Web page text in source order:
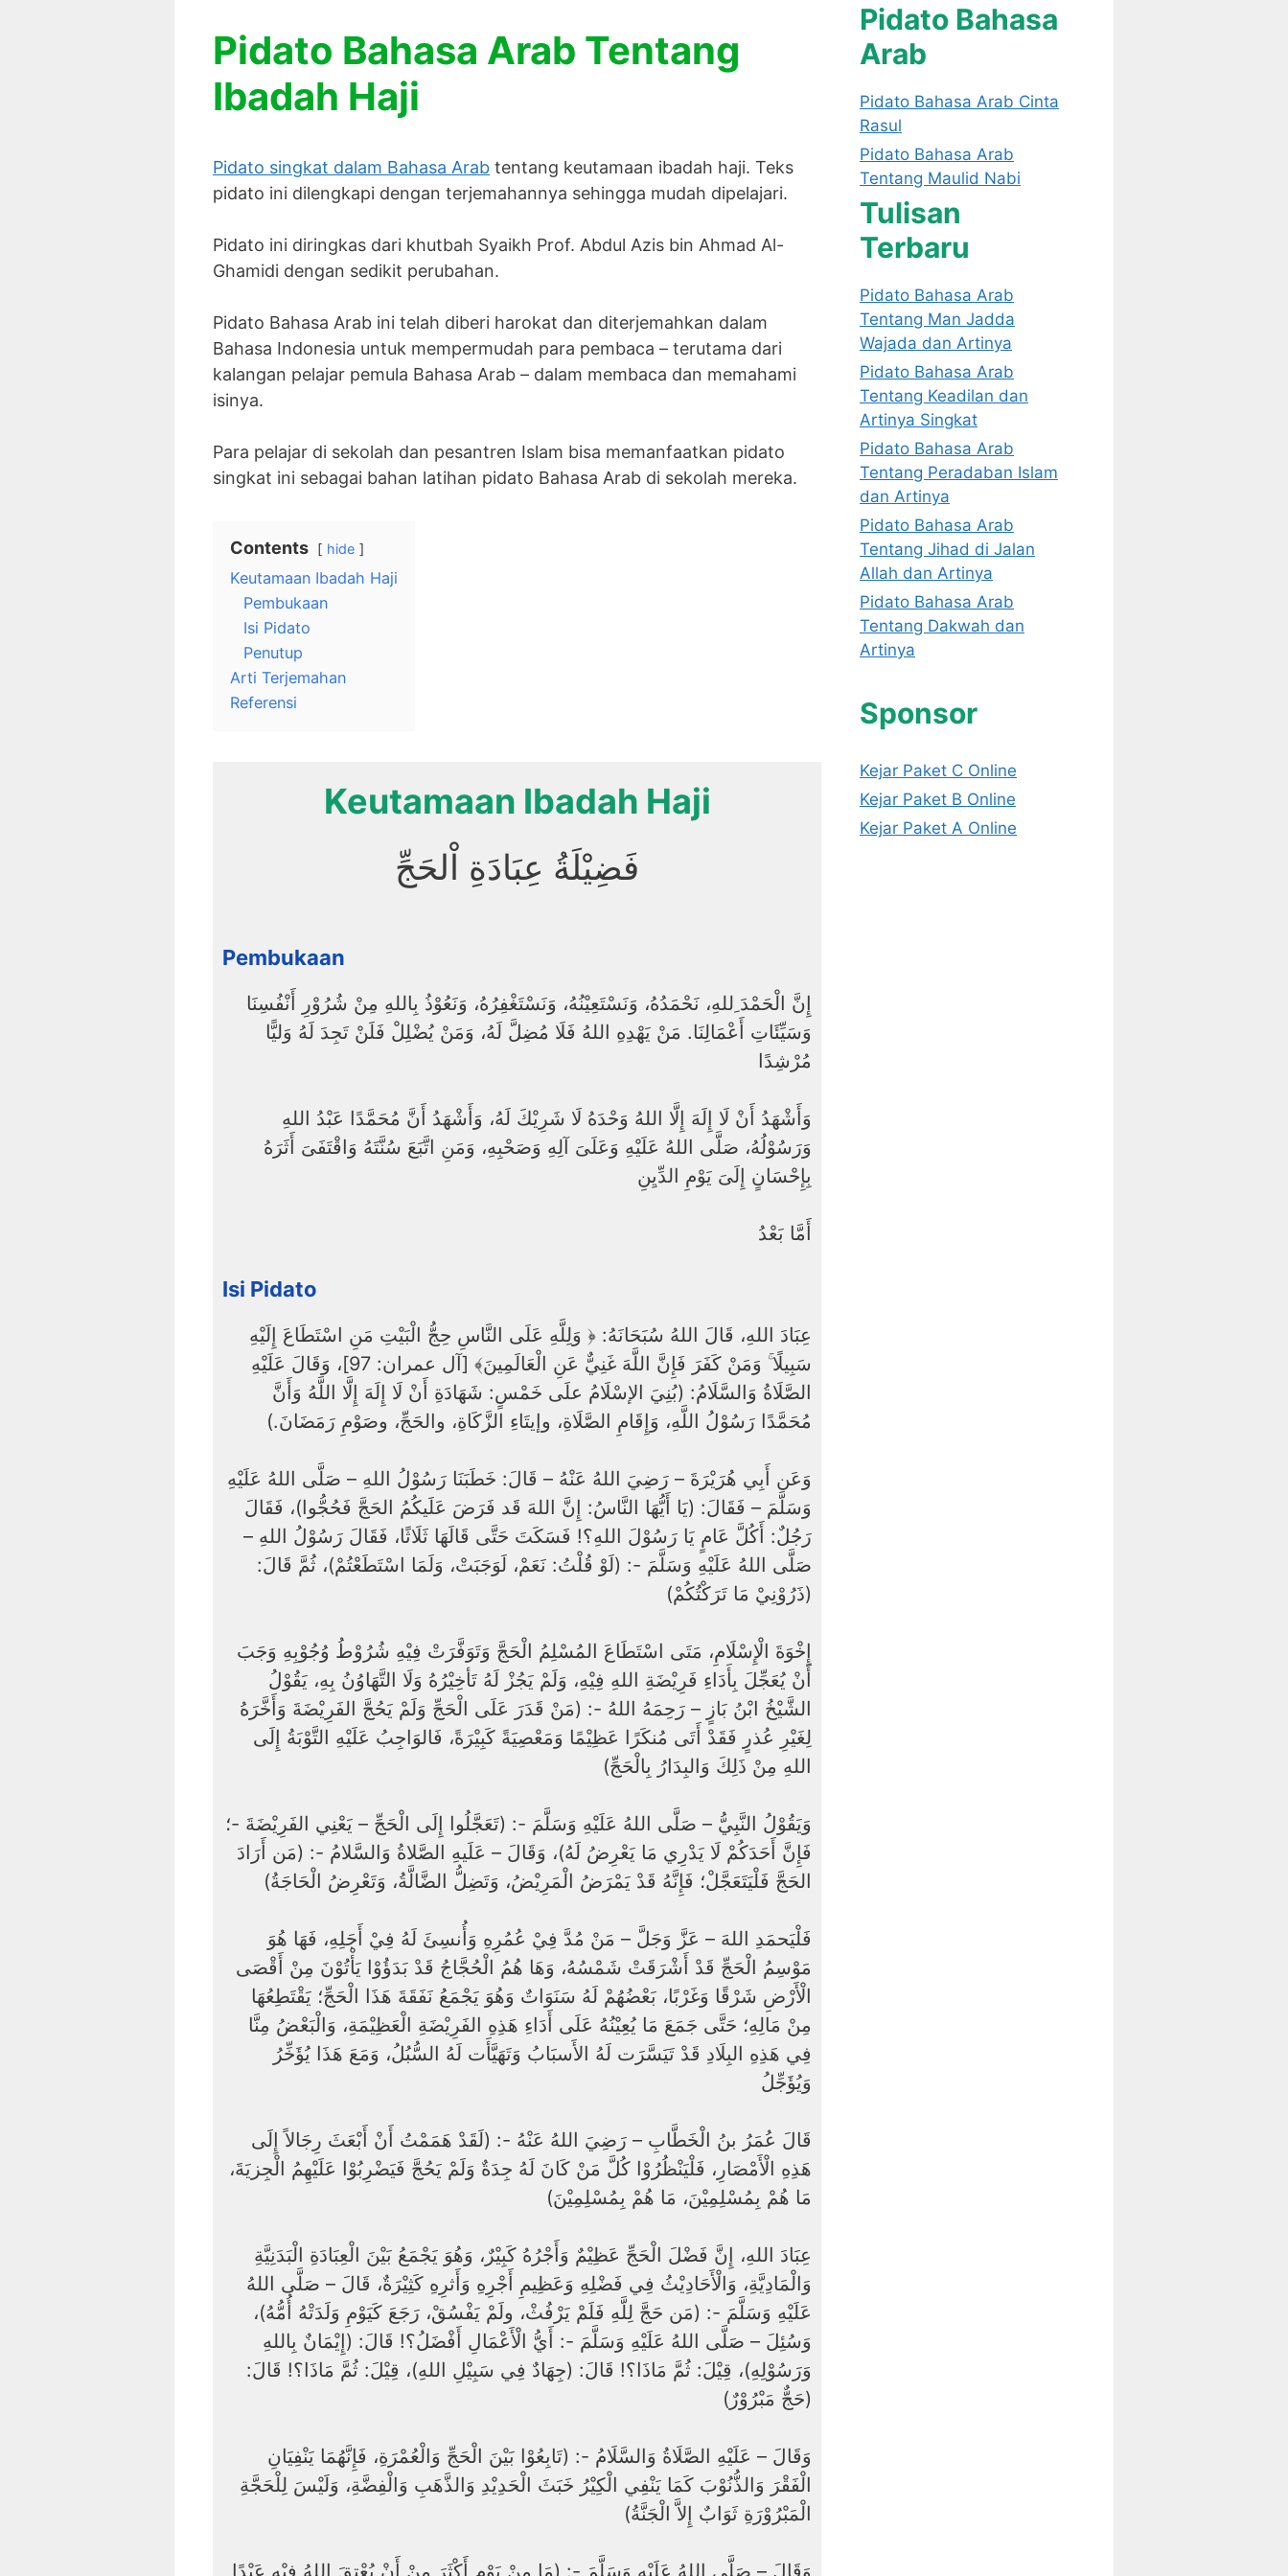
Pidato Bahasa Arab Tentang
Ibadah Haji
Pidato singkat dalam Bahasa Arab tentang keutamaan ibadah haji. Teks
pidato ini dilengkapi dengan terjemahannya sehingga mudah dipelajari.
Pidato ini diringkas dari khutbah Syaikh Prof. Abdul Azis bin Ahmad Al-
Ghamidi dengan sedikit perubahan.
Pidato Bahasa Arab ini telah diberi harokat dan diterjemahkan dalam
Bahasa Indonesia untuk mempermudah para pembaca – terutama dari
kalangan pelajar pemula Bahasa Arab – dalam membaca dan memahami
isinya.
Para pelajar di sekolah dan pesantren Islam bisa memanfaatkan pidato
singkat ini sebagai bahan latihan pidato Bahasa Arab di sekolah mereka.
Contents hide
Keutamaan Ibadah Haji
Pembukaan
Isi Pidato
Penutup
Arti Terjemahan
Referensi
Keutamaan Ibadah Haji
فَضِيْلَةُ عِبَادَةِ اْلحَجِّ
Pembukaan
إِنَّ الْحَمْدَ ِللهِ، نَحْمَدُهُ، وَنَسْتَعِيْنُهُ، وَنَسْتَغْفِرُهُ، وَنَعُوْذُ بِاللهِ مِنْ شُرُوْرِ أَنْفُسِنَا
وَسَيِّئَاتِ أَعْمَالِنَا. مَنْ يَهْدِهِ اللهُ فَلَا مُضِلَّ لَهُ، وَمَنْ يُضْلِلْ فَلَنْ تَجِدَ لَهُ وَليًّا
مُرْشِدًا
وَأَشْهَدُ أَنْ لَا إِلَهَ إِلَّا اللهُ وَحْدَهُ لَا شَرِيْكَ لَهُ، وَأَشْهَدُ أَنَّ مُحَمَّدًا عَبْدُ اللهِ
وَرَسُوْلُهُ، صَلَّى اللهُ عَلَيْهِ وَعَلَىَ آلِهِ وَصَحْبِهِ، وَمَنِ اتَّبَعَ سُنَّتَهُ وَاقْتَفَىَ أَثَرَهُ
بِإِحْسَانٍ إِلَىَ يَوْمِ الدِّيِنِ
أَمَّا بَعْدُ
Isi Pidato
عِبَادَ اللهِ، قَالَ اللهُ سُبَحَانَهُ: ﴿ وَلِلَّهِ عَلَى النَّاسِ حِجُّ الْبَيْتِ مَنِ اسْتَطَاعَ إِلَيْهِ
سَبِيلًا ۚ وَمَنْ كَفَرَ فَإِنَّ اللَّهَ غَنِيٌّ عَنِ الْعَالَمِينَ﴾ [آل عمران: 97]، وَقَالَ عَلَيْهِ
الصَّلَاةُ وَالسَّلَامُ: (بُنِيَ الإسْلَامُ علَى خَمْسٍ: شَهَادَةِ أَنْ لَا إِلَهَ إِلَّا اللَّهُ وَأَنَّ
مُحَمَّدًا رَسُوْلُ اللَّهِ، وَإِقَامِ الصَّلَاةِ، وإيتَاءِ الزَّكَاةِ، والحَجِّ، وصَوْمِ رَمَضَانَ.)
وَعَن أَبِي هُرَيْرَةَ – رَضِيَ اللهُ عَنْهُ – قَالَ: خَطَبَنَا رَسُوْلُ اللهِ – صَلَّى اللهُ عَلَيْهِ
وَسَلَّمَ – فَقَالَ: (يَا أَيُّهَا النَّاسُ: إِنَّ اللهَ قَد فَرَضَ عَلَيكُمُ الحَجَّ فَحُجُّوا)، فَقَالَ
رَجُلٌ: أَكُلَّ عَامٍ يَا رَسُوْلَ اللهِ؟! فَسَكَتَ حَتَّى قَالَهَا ثَلَاثًا، فَقَالَ رَسُوْلُ اللهِ –
صَلَّى اللهُ عَلَيْهِ وَسَلَّمَ -: (لَوْ قُلْتُ: نَعَمْ، لَوَجَبَتْ، وَلَمَا اسْتَطَعْتُمْ)، ثُمَّ قَالَ:
(ذَرُوْنِيْ مَا تَرَكْتُكُمْ)
إِخْوَةَ الْإِسْلَامِ، مَتَى اسْتَطَاعَ المُسْلِمُ الْحَجَّ وَتَوَفَّرَتْ فِيْهِ شُرُوْطُ وُجُوْبِهِ وَجَبَ
أَنْ يُعَجِّلَ بِأَدَاءِ فَرِيْضَةِ اللهِ فِيْهِ، وَلَمْ يَجُزْ لَهُ تَأخِيْرُهُ وَلَا التَّهَاوُنُ بِهِ، يَقُوْلُ
الشَّيْخُ ابْنُ بَازٍ – رَحِمَهُ اللهُ -: (مَنْ قَدَرَ عَلَى الْحَجِّ وَلَمْ يَحُجَّ الفَرِيْضَةَ وَأَخَّرَهُ
لِغَيْرِ عُذرٍ فَقَدْ أَتَى مُنكَرًا عَظِيْمًا وَمَعْصِيَةً كَبِيْرَةً، فَالوَاجِبُ عَلَيْهِ التَّوْبَةُ إِلَى
اللهِ مِنْ ذَلِكَ وَالبِدَارُ بِالْحَجِّ)
وَيَقُوْلُ النَّبِيُّ – صَلَّى اللهُ عَلَيْهِ وَسَلَّمَ -: (تَعَجَّلُوا إِلَى الْحَجِّ – يَعْنِي الفَرِيْضَةَ -؛
فَإِنَّ أَحَدَكُمْ لَا يَدْرِي مَا يَعْرِضُ لَهُ)، وَقَالَ – عَلَيهِ الصَّلاةُ وَالسَّلامُ -: (مَن أَرَادَ
الحَجَّ فَلْيَتَعَجَّلْ؛ فَإِنَّهُ قَدْ يَمْرَضُ الْمَرِيْضُ، وَتَضِلُّ الضَّالَّةُ، وَتَعْرِضُ الْحَاجَةُ)
فَلْيَحمَدِ اللهَ – عَزَّ وَجَلَّ – مَنْ مُدَّ فِيْ عُمُرِهِ وَأُنسِئَ لَهُ فِيْ أَجَلِهِ، فَهَا هُوَ
مَوْسِمُ الْحَجِّ قَدْ أَشْرَقَتْ شَمْسُهُ، وَهَا هُمُ الْحُجَّاجُ قَدْ بَدَؤُوْا يَأْتُوْنَ مِنْ أَقْصَى
الْأَرْضِ شَرْقًا وَغَرْبًا، بَعْضُهُمْ لَهُ سَنَوَاتٌ وَهُوَ يَجْمَعُ نَفَقَةَ هَذَا الْحَجِّ؛ يَقْتَطِعُهَا
مِنْ مَالِهِ؛ حَتَّى جَمَعَ مَا يُعِيْنُهُ عَلَى أَدَاءِ هَذِهِ الفَرِيْضَةِ الْعَظِيْمَةِ، وَالْبَعْضُ مِنَّا
فِي هَذِهِ البِلَادِ قَدْ تَيَسَّرَت لَهُ الأَسبَابُ وَتَهَيَّأَت لَهُ السُّبُلُ، وَمَعَ هَذَا يُؤَخِّرُ
وَيُؤَجِّلُ
قَالَ عُمَرُ بنُ الْخَطَّابِ – رَضِيَ اللهُ عَنْهُ -: (لَقَدْ هَمَمْتُ أَنْ أَبْعَثَ رِجَالاً إِلَى
هَذِهِ الْأَمْصَارِ، فَلْيَنْظُرُوْا كُلَّ مَنْ كَانَ لَهُ جِدَةٌ وَلَمْ يَحُجَّ فَيَضْرِبُوْا عَلَيْهِمُ الْجِزيَةَ،
مَا هُمْ بِمُسْلِمِيْنَ، مَا هُمْ بِمُسْلِمِيْنَ)
وَالْمَادِيَّةِ، وَالْأَحَادِيْثُ فِي فَضْلِهِ وَعَظِيمِ أَجْرِهِ وَأَثرِهِ كَثِيْرَةٌ، قَالَ – صَلَّى اللهُ
عَلَيْهِ وَسَلَّمَ -: (مَن حَجَّ لِلَّهِ فَلَمْ يَرْفُثْ، ولَمْ يَفْسُقْ، رَجَعَ كَيَوْمِ وَلَدَتْهُ أُمُّهُ)،
وَسُئِلَ – صَلَّى اللهُ عَلَيْهِ وَسَلَّمَ -: أَيُّ الْأَعْمَالِ أَفْضَلُ؟! قَالَ: (إِيْمَانٌ بِاللهِ
وَرَسُوْلِهِ)، قِيْلَ: ثُمَّ مَاذَا؟! قَالَ: (جِهَادٌ فِي سَبِيْلِ اللهِ)، قِيْلَ: ثُمَّ مَاذَا؟! قَالَ:
(حَجٌّ مَبْرُوْرٌ)
وَقَالَ – عَلَيْهِ الصَّلَاةُ وَالسَّلَامُ -: (تَابِعُوْا بَيْنَ الْحَجِّ وَالْعُمْرَةِ، فَإِنَّهُمَا يَنْفِيَانِ
الْفَقْرَ وَالذُّنُوْبَ كَمَا يَنْفِي الْكِيْرُ خَبَثَ الْحَدِيْدِ وَالذَّهَبِ وَالْفِضَّةِ، وَلَيْسَ لِلْحَجَّةِ
الْمَبْرُوْرَةِ ثَوَابٌ إِلاَّ الْجَنَّةُ)
وَقَالَ – صَلَّى اللهُ عَلَيْهِ وَسَلَّمَ -: (مَا مِنْ يَوْمٍ أَكْثَرَ مِنْ أَنْ يُعْتِقَ اللهُ فِيْهِ عَبْدًا
Pidato Bahasa
Arab
Pidato Bahasa Arab Cinta
Rasul
Pidato Bahasa Arab
Tentang Maulid Nabi
Tulisan
Terbaru
Pidato Bahasa Arab
Tentang Man Jadda
Wajada dan Artinya
Pidato Bahasa Arab
Tentang Keadilan dan
Artinya Singkat
Pidato Bahasa Arab
Tentang Peradaban Islam
dan Artinya
Pidato Bahasa Arab
Tentang Jihad di Jalan
Allah dan Artinya
Pidato Bahasa Arab
Tentang Dakwah dan
Artinya
Sponsor
Kejar Paket C Online
Kejar Paket B Online
Kejar Paket A Online